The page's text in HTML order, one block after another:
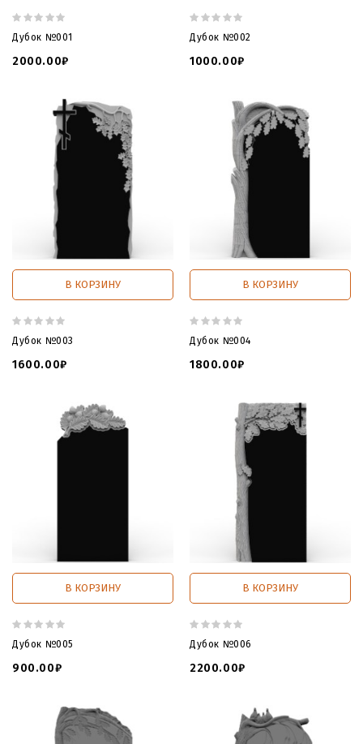
Дубок №001
2000.00₽
Дубок №002
1000.00₽
В КОРЗИНУ
Дубок №003
1600.00₽
В КОРЗИНУ
Дубок №004
1800.00₽
В КОРЗИНУ
Дубок №005
900.00₽
В КОРЗИНУ
Дубок №006
2200.00₽